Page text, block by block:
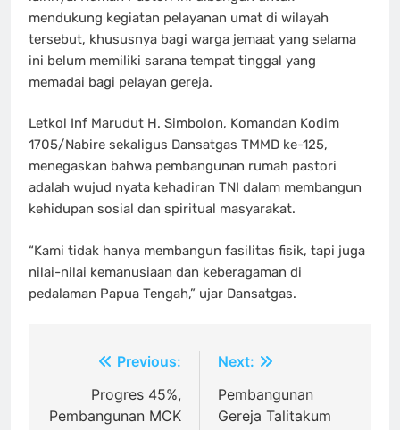
mendukung kegiatan pelayanan umat di wilayah
tersebut, khususnya bagi warga jemaat yang selama
ini belum memiliki sarana tempat tinggal yang
memadai bagi pelayan gereja.
Letkol Inf Marudut H. Simbolon, Komandan Kodim
1705/Nabire sekaligus Dansatgas TMMD ke-125,
menegaskan bahwa pembangunan rumah pastori
adalah wujud nyata kehadiran TNI dalam membangun
kehidupan sosial dan spiritual masyarakat.
“Kami tidak hanya membangun fasilitas fisik, tapi juga
nilai-nilai kemanusiaan dan keberagaman di
pedalaman Papua Tengah,” ujar Dansatgas.
NavigasiPrevious:
Progres 45%,
Pembangunan MCK
Next:
Pembangunan
Gereja Talitakum